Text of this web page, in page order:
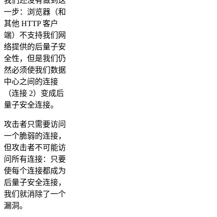
一步：浏览器（和
其他 HTTP 客户
端）不支持我们网
络提供的后量子安
全性，但是我们仍
然必须使我们数据
中心之间的连接
（连接 2）变成后
量子安全连接。
攻击者只需要访问
一个脆弱的连接，
但攻击者不可能访
问所有连接：只要
使每个连接都成为
后量子安全连接，
我们就消除了一个
漏洞。